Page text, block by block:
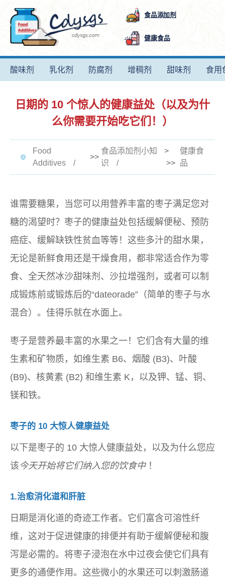
食品添加剂
健康食品
酸味剂 乳化剂 防腐剂 增稠剂 甜味剂 食用
日期的 10 个惊人的健康益处（以及为什
么你需要开始吃它们！）
Food
Additives
>>
食品添加剂小知
识
>
>>
健康食
品
谁需要糖果，当您可以用营养丰富的枣子满足您对
糖的渴望时？枣子的健康益处包括缓解便秘、预防
癌症、缓解缺铁性贫血等等！这些多汁的甜水果，
无论是新鲜食用还是干燥食用，都非常适合作为零
食、全天然冰沙甜味剂、沙拉增强剂，或者可以制
成锻炼前或锻炼后的“dateorade”（简单的枣子与水
混合）。佳得乐就在水面上。
枣子是营养最丰富的水果之一！它们含有大量的维
生素和矿物质，如维生素 B6、烟酸 (B3)、叶酸
(B9)、核黄素 (B2) 和维生素 K，以及钾、锰、铜、
镁和铁。
枣子的 10 大惊人健康益处
以下是枣子的 10 大惊人健康益处，以及为什么您应
该 今天开始将它们纳入您的饮食中！
1.治愈消化道和肝脏
日期是消化道的奇迹工作者。它们富含可溶性纤
维，这对于促进健康的排便并有助于缓解便秘和腹
泻是必需的。将枣子浸泡在水中过夜会使它们具有
更多的通便作用。这些微小的水果还可以刺激肠道